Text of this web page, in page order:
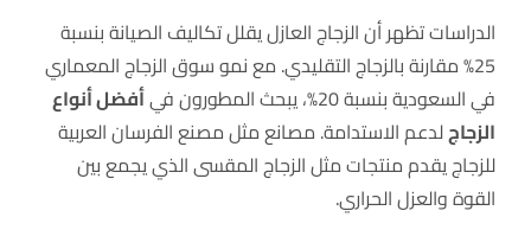
الدراسات تظهر أن الزجاج العازل يقلل تكاليف الصيانة بنسبة
25% مقارنة بالزجاج التقليدي. مع نمو سوق الزجاج المعماري
في السعودية بنسبة 20%، يبحث المطورون في
أفضل أنواع
الزجاجلدعم الاستدامة. مصانع مثل مصنع الفرسان العربية
للزجاج يقدم منتجات مثل الزجاج المقسى الذي يجمع بين
القوة والعزل الحراري.